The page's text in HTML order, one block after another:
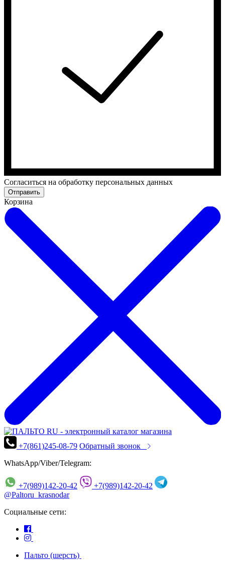
Cогласиться на обработку персональных данных
Отправить
Корзина
+7(861)245-08-79 Обратный звонок
WhatsApp/Viber/Telegram:
+7(989)142-20-42
+7(989)142-20-42
@Paltoru_krasnodar
Социальные сети:
Пальто (шерсть)